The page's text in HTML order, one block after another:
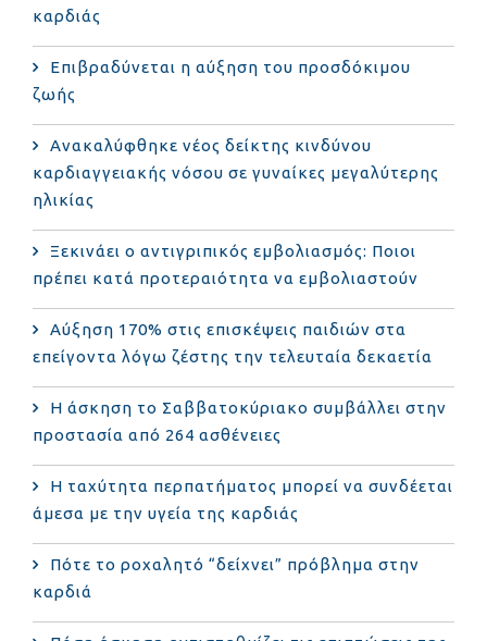
καρδιάς
Επιβραδύνεται η αύξηση του προσδόκιμου
ζωής
Ανακαλύφθηκε νέος δείκτης κινδύνου
καρδιαγγειακής νόσου σε γυναίκες μεγαλύτερης
ηλικίας
Ξεκινάει ο αντιγριπικός εμβολιασμός: Ποιοι
πρέπει κατά προτεραιότητα να εμβολιαστούν
Αύξηση 170% στις επισκέψεις παιδιών στα
επείγοντα λόγω ζέστης την τελευταία δεκαετία
Η άσκηση το Σαββατοκύριακο συμβάλλει στην
προστασία από 264 ασθένειες
Η ταχύτητα περπατήματος μπορεί να συνδέεται
άμεσα με την υγεία της καρδιάς
Πότε το ροχαλητό “δείχνει” πρόβλημα στην
καρδιά